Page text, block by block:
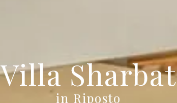
Villa Sharbat
in Riposto